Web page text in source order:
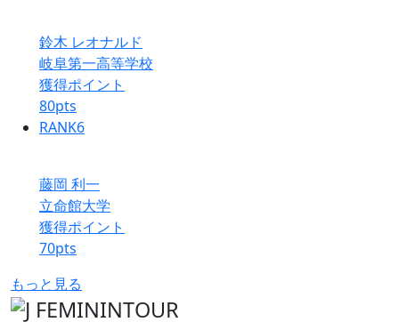
鈴木 レオナルド
岐阜第一高等学校
獲得ポイント
80pts
RANK6
藤岡 利一
立命館大学
獲得ポイント
70pts
もっと見る